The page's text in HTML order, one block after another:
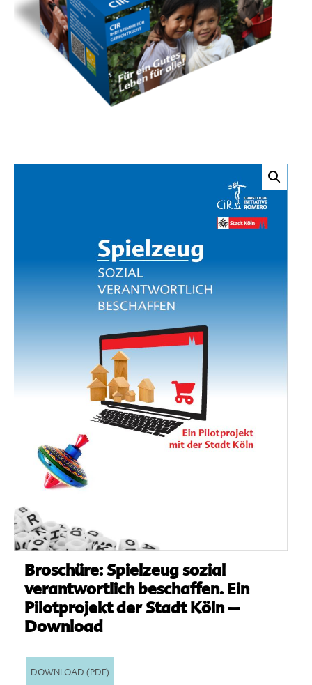
Broschüre: Spielzeug sozial
verantwortlich beschaffen. Ein
Pilotprojekt der Stadt Köln –
Download
DOWNLOAD (PDF)